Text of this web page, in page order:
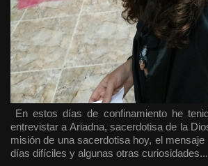
En estos días de confinamiento he
entrevistar a Ariadna, sacerdotisa de la
misión de una sacerdotisa hoy, el
días difíciles y algunas otras curiosidades...